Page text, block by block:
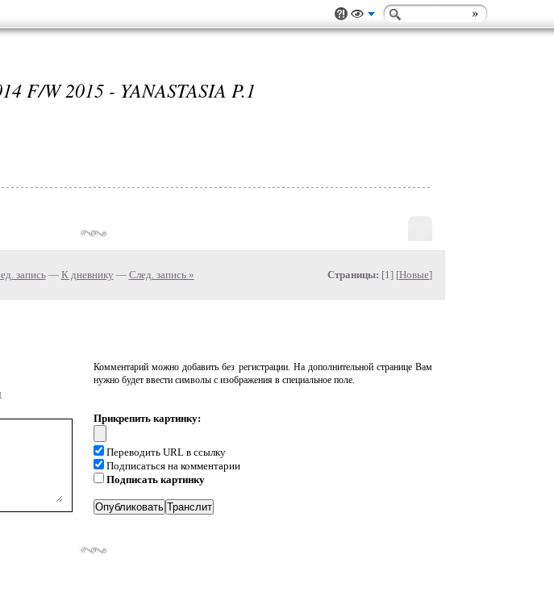
F/W 2015 - YANASTASIA P.1
запись— К дневнику — След. запись » Страницы: [1] [Новые]
Комментарий можно добавить без регистрации. На дополнительной странице Вам
нужно будет ввести символы с изображения в специальное поле.
Прикрепить картинку:
Переводить URL в ссылку
Подписаться на комментарии
Подписать картинку